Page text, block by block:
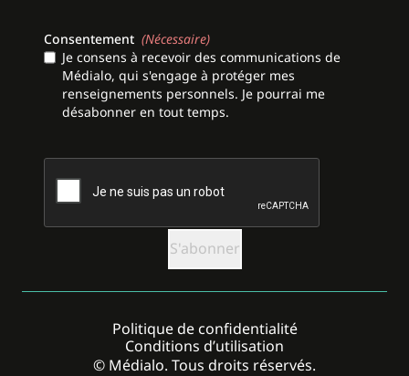
Consentement (Nécessaire)
Je consens à recevoir des communications de
Médialo, qui s'engage à protéger mes
renseignements personnels. Je pourrai me
désabonner en tout temps.
CAPTCHA
© Médialo. Tous droits réservés.
Politique de confidentialité
Conditions d’utilisation